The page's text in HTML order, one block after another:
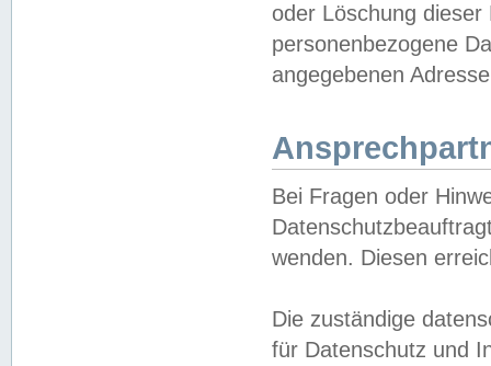
oder Löschung
personenbezogene
angegebenen
Bei Fragen oder
wenden. Diesen
Die zuständige
für Datenschutz und